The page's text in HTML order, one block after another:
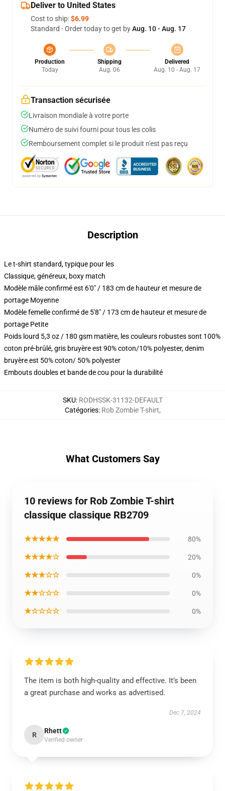
Deliver to United States
Cost to ship:$6.99
Standard - Order today to get byAug. 10 - Aug. 17
Production
Today
Shipping
Aug. 06
Delivered
Aug. 10 - Aug. 17
Transaction sécurisée
Livraison mondiale à votre porte
Numéro de suivi fourni pour tous les colis
Remboursement complet si le produit n'est pas reçu
Description
Le t-shirt standard, typique pour les
Classique, généreux, boxy match
Modèle mâle confirmé est 6'0" / 183 cm de hauteur et mesure de
portage Moyenne
Modèle femelle confirmé de 5'8" / 173 cm de hauteur et mesure de
portage Petite
Poids lourd 5,3 oz / 180 gsm matière, les couleurs robustes sont 100%
coton pré-brûlé, gris bruyère est 90% coton/10% polyester, denim
bruyère est 50% coton/ 50% polyester
Embouts doubles et bande de cou pour la durabilité
SKU: RODHSSK-31132-DEFAULT
Catégories: Rob Zombie T-shirt,
What Customers Say
10 reviews for Rob Zombie T-shirt
classique classique RB2709
★★★★★ 80%
★★★★☆ 20%
★★★☆☆ 0%
★★☆☆☆ 0%
★☆☆☆☆ 0%
The item is both high-quality and effective. It’s been
a great purchase and works as advertised.
Dec 7, 2024
R Rhett
Verified owner